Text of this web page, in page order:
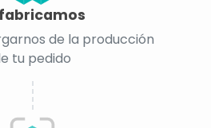
de la producción
tu pedido